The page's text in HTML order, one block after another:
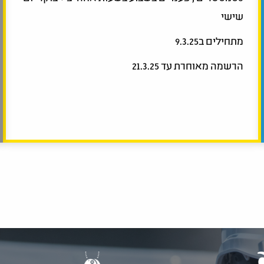
שישי
מתחילים ב9.3.25
הרשמה מאוחרת עד 21.3.25